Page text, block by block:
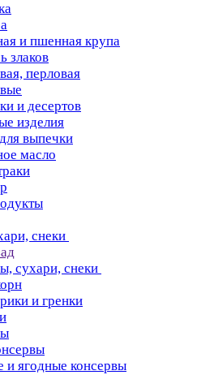
и пшенная крупа
злаков
перловая
и десертов
изделия
выпечки
масло
снеки
сухари, снеки
и гренки
и ягодные консервы